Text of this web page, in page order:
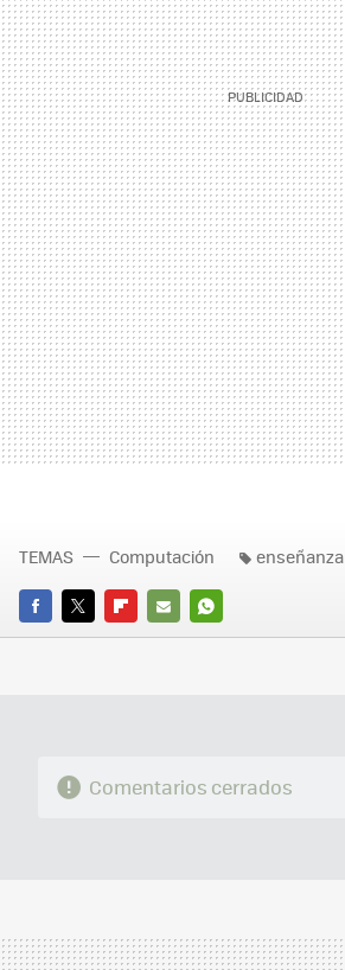
FACEBOOK
TWITTERFLIPBOARD
E-
WHATSAPP
TEMAS Computación enseñanza
Comentarios cerrados